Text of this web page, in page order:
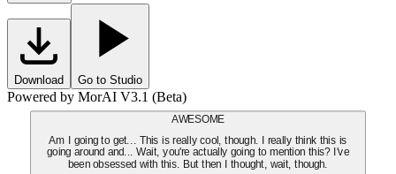
Download Go to Studio
Powered by MorAI V3.1 (Beta)
AWESOME
Am I going to get... This is really cool, though. I really think this is
going around and... Wait, you're actually going to mention this? I've
been obsessed with this. But then I thought, wait, though.